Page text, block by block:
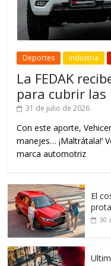
Deportes Industria
La FEDAK
para cubrir las
31 de julio de 2026
Con este aporte,
manejes… ¡Maltrátala!’
marca automotriz
El
30